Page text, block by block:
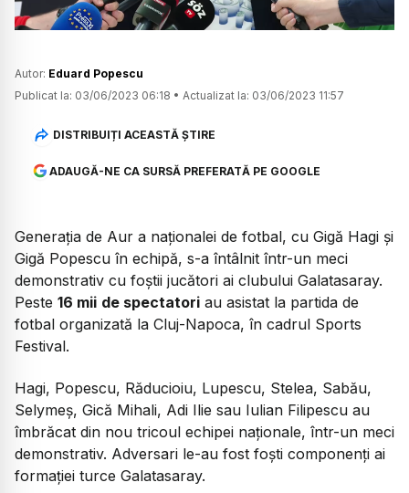
Autor: Eduard Popescu
Publicat la: 03/06/2023 06:18 • Actualizat la: 03/06/2023 11:57
DISTRIBUIȚI ACEASTĂ ȘTIRE
ADAUGĂ-NE CA SURSĂ PREFERATĂ PE GOOGLE
Generația de Aur a naționalei de fotbal, cu Gigă Hagi și
Gigă Popescu în echipă, s-a întâlnit într-un meci
demonstrativ cu foștii jucători ai clubului Galatasaray.
Peste 16 mii de spectatori au asistat la partida de
fotbal organizată la Cluj-Napoca, în cadrul Sports
Festival.
Hagi, Popescu, Răducioiu, Lupescu, Stelea, Sabău,
Selymeș, Gică Mihali, Adi Ilie sau Iulian Filipescu au
îmbrăcat din nou tricoul echipei naționale, într-un meci
demonstrativ. Adversari le-au fost foști componenți ai
formației turce Galatasaray.